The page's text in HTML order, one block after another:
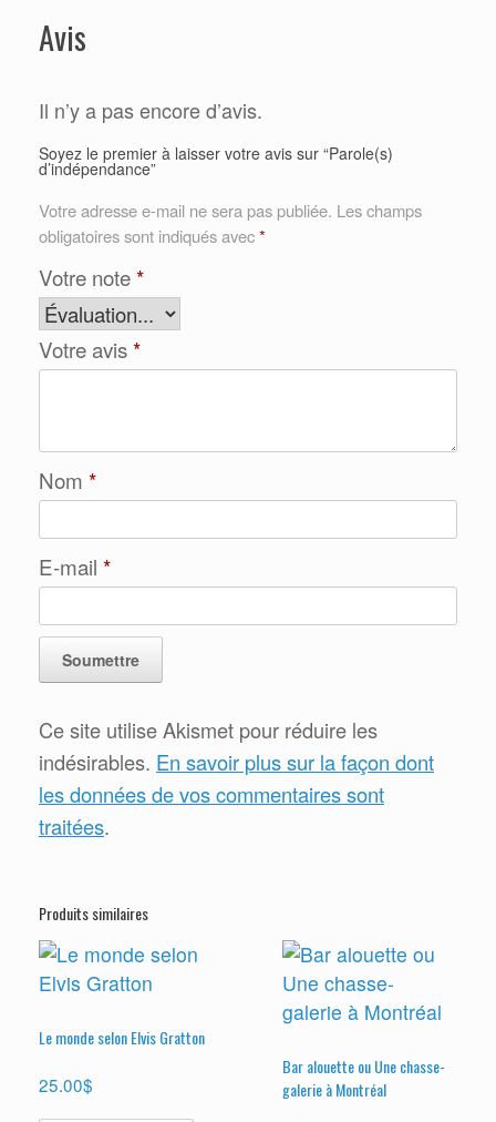
Avis
Il n’y a pas encore d’avis.
Soyez le premier à laisser votre avis sur “Parole(s)
d’indépendance”
Votre adresse e-mail ne sera pas publiée. Les champs
obligatoires sont indiqués avec*
Votre note*
Votre avis*
Nom *
E-mail *
Ce site utilise Akismet pour réduire les
indésirables. En savoir plus sur la façon dont
les données de vos commentaires sont
traitées.
Produits similaires
Le monde selon Elvis Gratton
25.00$
Bar alouette ou Une chasse-
galerie à Montréal